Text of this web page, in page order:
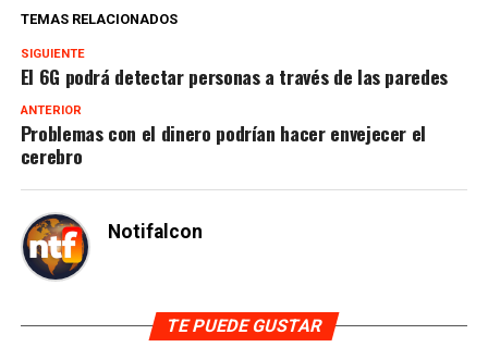
TEMAS RELACIONADOS
SIGUIENTE
El 6G podrá detectar personas a través de las paredes
ANTERIOR
Problemas con el dinero podrían hacer envejecer el
cerebro
Notifalcon
TE PUEDE GUSTAR